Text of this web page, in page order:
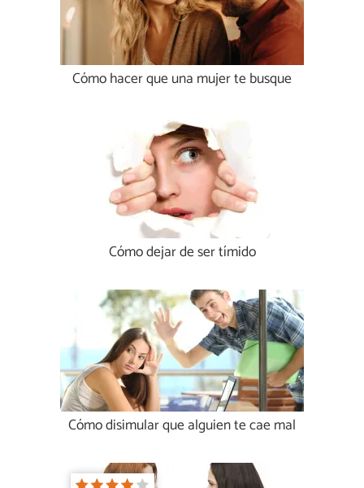
Cómo hacer que una mujer te busque
Cómo dejar de ser tímido
Cómo disimular que alguien te cae mal